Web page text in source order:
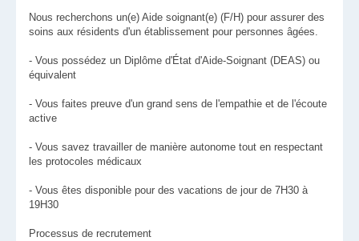
Nous recherchons un(e) Aide soignant(e) (F/H) pour assurer des
soins aux résidents d'un établissement pour personnes âgées.
- Vous possédez un Diplôme d'État d'Aide-Soignant (DEAS) ou
équivalent
- Vous faites preuve d'un grand sens de l'empathie et de l'écoute
active
- Vous savez travailler de manière autonome tout en respectant
les protocoles médicaux
- Vous êtes disponible pour des vacations de jour de 7H30 à
19H30
Processus de recrutement